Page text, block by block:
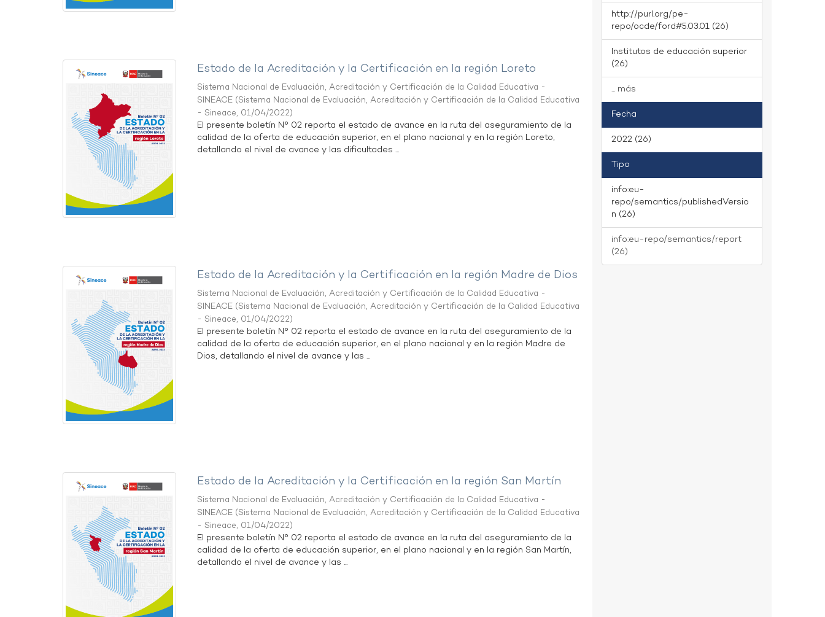
Estado de la Acreditación y la Certificación en la región Loreto
Sistema Nacional de Evaluación, Acreditación y Certificación de la Calidad Educativa -
SINEACE (Sistema Nacional de Evaluación, Acreditación y Certificación de la Calidad Educativa
- Sineace, 01/04/2022)
El presente boletín N° 02 reporta el estado de avance en la ruta del aseguramiento de la
calidad de la oferta de educación superior, en el plano nacional y en la región Loreto,
detallando el nivel de avance y las dificultades ...
Estado de la Acreditación y la Certificación en la región Madre de Dios
Sistema Nacional de Evaluación, Acreditación y Certificación de la Calidad Educativa -
SINEACE (Sistema Nacional de Evaluación, Acreditación y Certificación de la Calidad Educativa
- Sineace, 01/04/2022)
El presente boletín N° 02 reporta el estado de avance en la ruta del aseguramiento de la
calidad de la oferta de educación superior, en el plano nacional y en la región Madre de
Dios, detallando el nivel de avance y las ...
Estado de la Acreditación y la Certificación en la región San Martín
Sistema Nacional de Evaluación, Acreditación y Certificación de la Calidad Educativa -
SINEACE (Sistema Nacional de Evaluación, Acreditación y Certificación de la Calidad Educativa
- Sineace, 01/04/2022)
El presente boletín N° 02 reporta el estado de avance en la ruta del aseguramiento de la
calidad de la oferta de educación superior, en el plano nacional y en la región San Martín,
detallando el nivel de avance y las ...
http://purl.org/pe-
repo/ocde/ford#5.03.01 (26)
Institutos de educación superior
(26)
... más
Fecha
2022 (26)
Tipo
info:eu-
repo/semantics/publishedVersio
n (26)
info:eu-repo/semantics/report
(26)